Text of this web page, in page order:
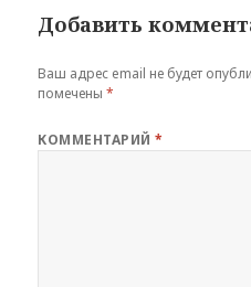
Добавить
Ваш адрес email не будет
помечены*
КОММЕНТАРИЙ*